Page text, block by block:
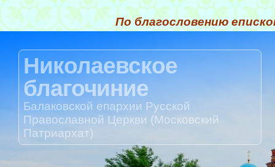
По благословению
Николаевское
благочиние
Балаковской епархии Русской
Православной Церкви (Московский
Патриархат)